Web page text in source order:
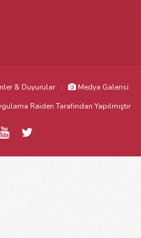
& Duyurular
Medya Galerisi
Raiden Tarafından Yapılmıştır